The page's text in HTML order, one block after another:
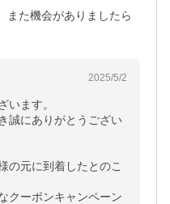
また機会がありましたら
2025/5/2
います。
誠にありがとうござい
の元に到着したとのこ
クーポンキャンペーン